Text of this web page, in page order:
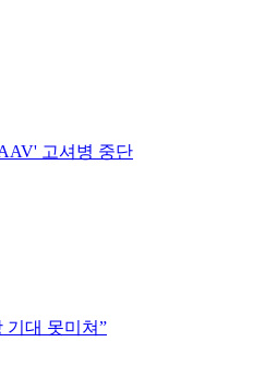
고셔병 중단
기대 못미쳐”